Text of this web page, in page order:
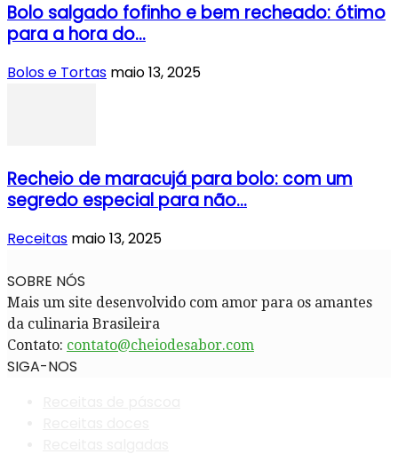
Bolo salgado fofinho e bem recheado: ótimo
para a hora do...
Bolos e Tortas maio 13, 2025
Recheio de maracujá para bolo: com um
segredo especial para não...
Receitas maio 13, 2025
SOBRE NÓS
Mais um site desenvolvido com amor para os amantes
da culinaria Brasileira
Contato: contato@cheiodesabor.com
SIGA-NOS